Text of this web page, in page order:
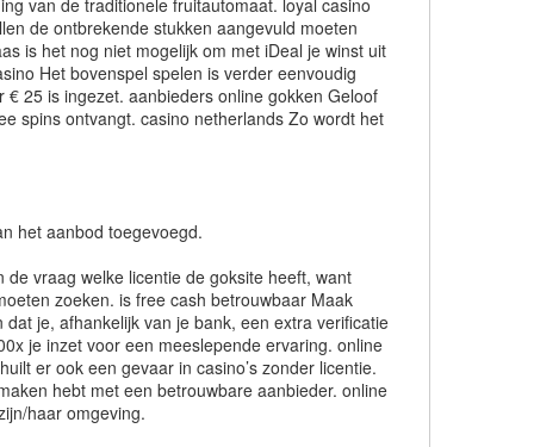
van de traditionele fruitautomaat. loyal casino
de ontbrekende stukken aangevuld moeten
is het nog niet mogelijk om met iDeal je winst uit
Het bovenspel spelen is verder eenvoudig
25 is ingezet. aanbieders online gokken Geloof
spins ontvangt. casino netherlands Zo wordt het
het aanbod toegevoegd.
vraag welke licentie de goksite heeft, want
zoeken. is free cash betrouwbaar Maak
je, afhankelijk van je bank, een extra verificatie
je inzet voor een meeslepende ervaring. online
er ook een gevaar in casino’s zonder licentie.
hebt met een betrouwbare aanbieder. online
haar omgeving.